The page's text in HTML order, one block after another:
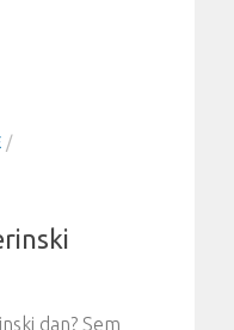
/
dan? Sem